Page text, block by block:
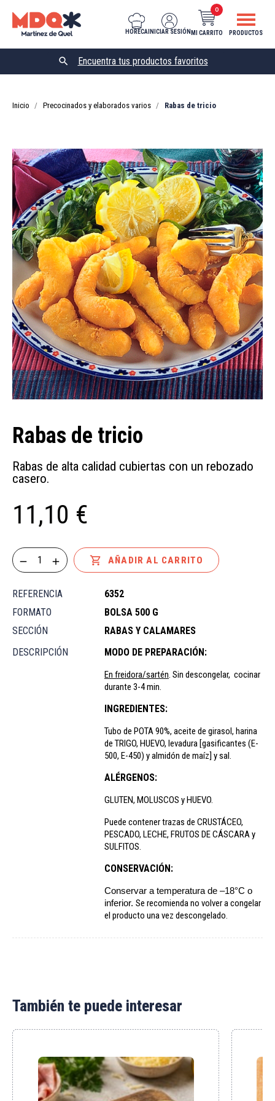
HORECA INICIAR SESIÓN MI CARRITO
0
PRODUCTOS

Inicio Precocinados y elaborados varios Rabas de tricio
Rabas de tricio
Rabas de alta calidad cubiertas con un rebozado
casero.
11,10 €
 AÑADIR AL CARRITO
REFERENCIA
6352
FORMATO
BOLSA 500 G
SECCIÓN
RABAS Y CALAMARES
DESCRIPCIÓN
MODO DE PREPARACIÓN:
En freidora/sartén. Sin descongelar, cocinar
durante 3-4 min.
INGREDIENTES:
Tubo de POTA 90%, aceite de girasol, harina
de TRIGO, HUEVO, levadura [gasificantes (E-
500, E-450) y almidón de maíz] y sal.
ALÉRGENOS:
GLUTEN, MOLUSCOS y HUEVO.
Puede contener trazas de CRUSTÁCEO,
PESCADO, LECHE, FRUTOS DE CÁSCARA y
SULFITOS.
CONSERVACIÓN:
Conservar a temperatura de –18°C o
inferior. Se recomienda no volver a congelar
el producto una vez descongelado.
También te puede interesar